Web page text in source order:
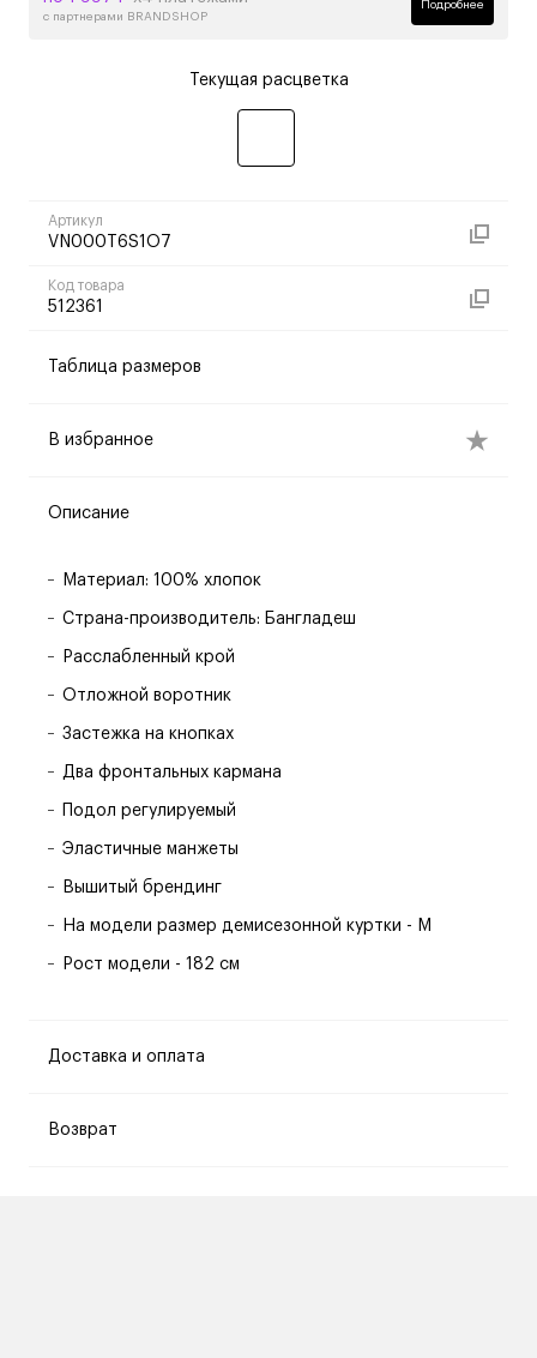
с партнерами BRANDSHOP
Подробнее
Текущая расцветка
Артикул
VN000T6S1O7
Код товара
512361
Таблица размеров
В избранное
Описание
Материал: 100% хлопок
Страна-производитель: Бангладеш
Расслабленный крой
Отложной воротник
Застежка на кнопках
Два фронтальных кармана
Подол регулируемый
Эластичные манжеты
Вышитый брендинг
На модели размер демисезонной куртки - M
Рост модели - 182 см
Доставка и оплата
Возврат